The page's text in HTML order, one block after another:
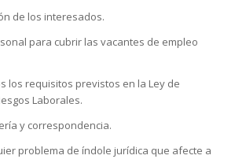
de los interesados.
para cubrir las vacantes de empleo
los requisitos previstos en la Ley de
Laborales.
y correspondencia.
problema de índole jurídica que afecte a